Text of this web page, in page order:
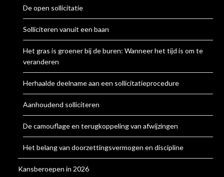
De open sollicitatie
Solliciteren vanuit een baan
Het gras is groener bij de buren: Wanneer het tijd is om te
veranderen
Herhaalde deelname aan een sollicitatieprocedure
Aanhoudend solliciteren
De camouflage en terugkoppeling van afwijzingen
Het belang van doorzettingsvermogen en discipline
Kansberoepen in 2026